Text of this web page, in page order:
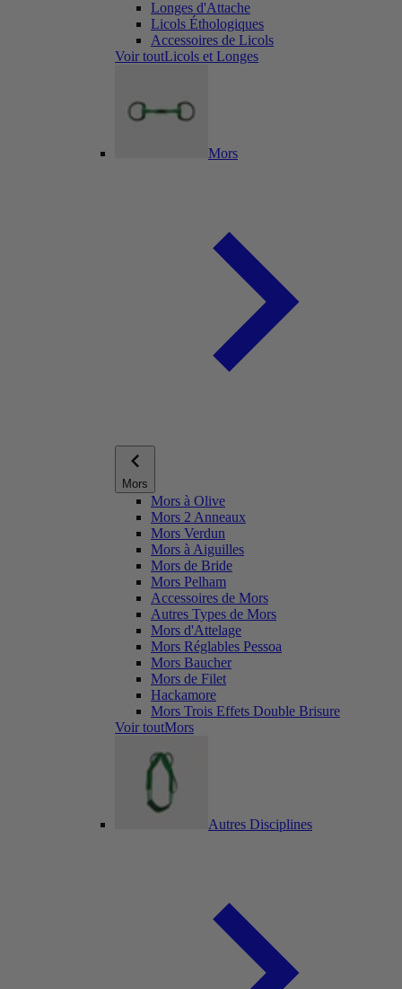
Longes d'Attache
Licols Éthologiques
Accessoires de Licols
Voir toutLicols et Longes
Mors
Mors
Mors à Olive
Mors 2 Anneaux
Mors Verdun
Mors à Aiguilles
Mors de Bride
Mors Pelham
Accessoires de Mors
Autres Types de Mors
Mors d'Attelage
Mors Réglables Pessoa
Mors Baucher
Mors de Filet
Hackamore
Mors Trois Effets Double Brisure
Voir toutMors
Autres Disciplines